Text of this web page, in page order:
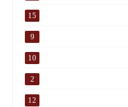
15
9
10
2
12